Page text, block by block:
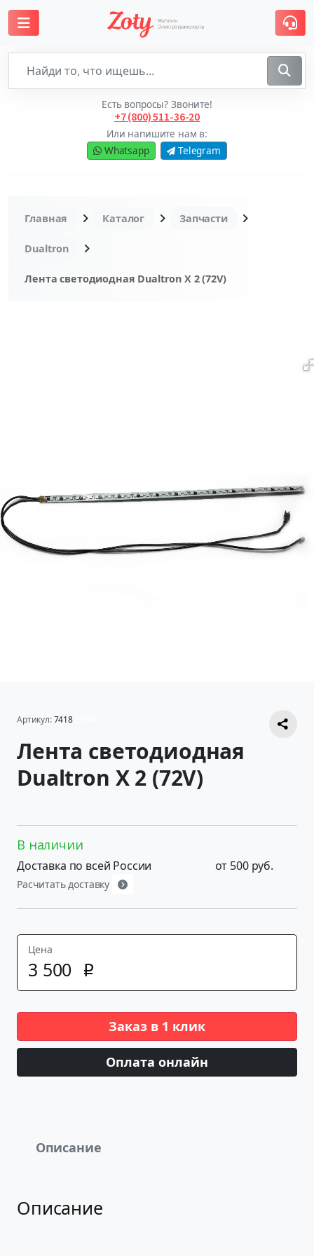
Есть вопросы? Звоните!
+7 (800) 511-36-20
Или напишите нам в:
Whatsapp
Telegram
Главная Каталог Запчасти
Dualtron
Лента светодиодная Dualtron X 2 (72V)
Артикул:7418
Лента светодиодная
Dualtron X 2 (72V)
В наличии
Доставка по всей России
Расчитать доставку
от 500 руб.
Цена
3 500 p
Заказ в 1 клик
Оплата онлайн
Описание
Описание